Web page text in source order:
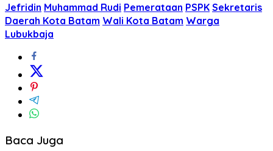
Jefridin Muhammad Rudi Pemerataan PSPK Sekretaris
Daerah Kota Batam Wali Kota Batam Warga
Lubukbaja
Baca Juga